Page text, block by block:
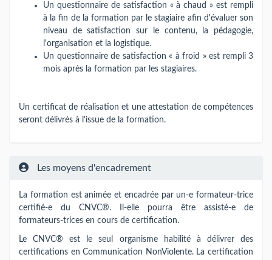
Un questionnaire de satisfaction « à chaud » est rempli
à la fin de la formation par le stagiaire afin d'évaluer son
niveau de satisfaction sur le contenu, la pédagogie,
l'organisation et la logistique.
Un questionnaire de satisfaction « à froid » est rempli 3
mois après la formation par les stagiaires.
Un certificat de réalisation et une attestation de compétences
seront délivrés à l'issue de la formation.
Les moyens d'encadrement
La formation est animée et encadrée par un-e formateur-trice
certifié-e du CNVC®. Il-elle pourra être assisté-e de
formateurs-trices en cours de certification.
Le CNVC® est le seul organisme habilité à délivrer des
certifications en Communication NonViolente. La certification